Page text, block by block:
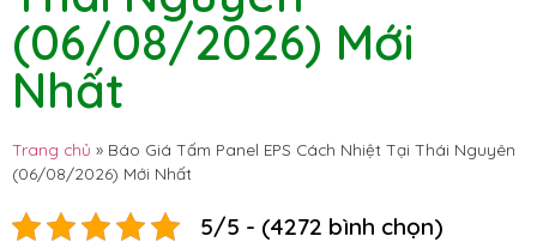
(06/08/2026) Mới
Nhất
Trang chủ » Báo Giá Tấm Panel EPS Cách Nhiệt Tại Thái Nguyên
(06/08/2026) Mới Nhất
5/5 - (4272 bình chọn)